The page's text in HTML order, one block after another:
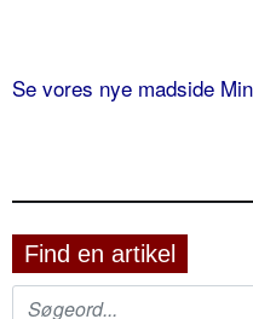
Se vores nye madside
Find en artikel